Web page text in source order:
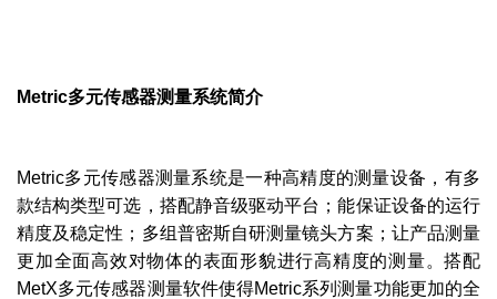
Metric多元传感器测量系统简介
Metric多元传感器测量系统是一种高精度的测量设备，有多
款结构类型可选，搭配静⾳级驱动平台；能保证设备的运⾏
精度及稳定性；多组普密斯⾃研测量镜头⽅案；让产品测量
更加全⾯⾼效对物体的表面形貌进行高精度的测量。搭配
MetX多元传感器测量软件使得Metric系列测量功能更加的全